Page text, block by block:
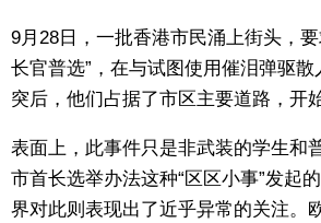
编辑部通知
9月28日，一批香港市民涌上街头，
长官普选”，在与试图使用催泪弹驱
突后，他们占据了市区主要道路，开
表面上，此事件只是非武装的学生和
市首长选举办法这种“区区小事”发起
界对此则表现出了近乎异常的关注。